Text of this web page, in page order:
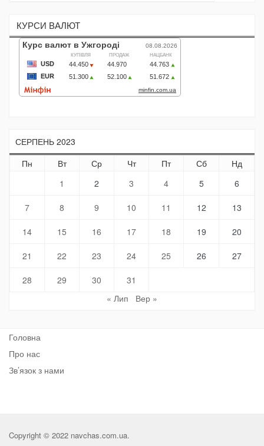
КУРСИ ВАЛЮТ
СЕРПЕНЬ 2023
Пн
Вт Ср Чт Пт Сб
Нд
1
2 3 4 5 6
7 8 9 10 11 12 13
14 15 16 17 18 19 20
21 22 23 24 25 26 27
28 29 30
31
« Лип
Вер »
Головна
Про нас
Зв’язок з нами
Copyright © 2022 navchas.com.ua.